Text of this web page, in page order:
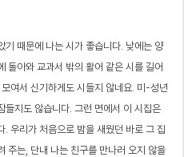
기 때문에 나는 시가 좋습니다. 낮에는 양
돌아와 교과서 밖의 활어 같은 시를 길어
여서 신기하게도 시들지 않네요. 미-성년
들지도 않습니다. 그런 면에서 이 시집은
우리가 처음으로 밤을 새웠던 바로 그 집
주는, 단내 나는 친구를 만나러 오지 않을